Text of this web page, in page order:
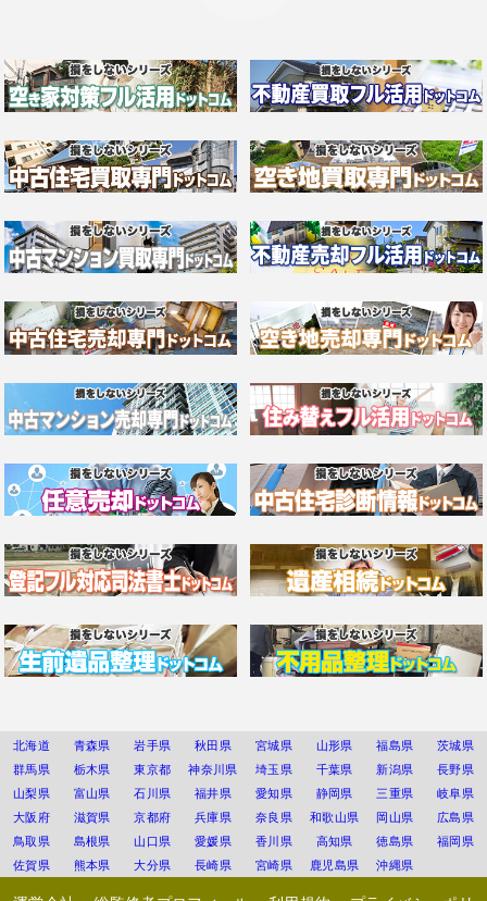
北海道 青森県 岩手県 秋田県 宮城県 山形県 福島県
茨城県
群馬県
栃木県 東京都 神奈川県 埼玉県 千葉県 新潟県
長野県
山梨県
富山県 石川県 福井県 愛知県 静岡県 三重県
岐阜県
大阪府
滋賀県 京都府 兵庫県 奈良県 和歌山県 岡山県
広島県
鳥取県
島根県 山口県 愛媛県 香川県 高知県 徳島県
福岡県
佐賀県
熊本県 大分県 長崎県 宮崎県 鹿児島県 沖縄県